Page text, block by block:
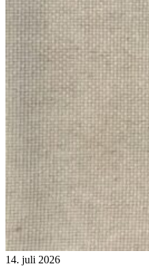
14. juli 2026